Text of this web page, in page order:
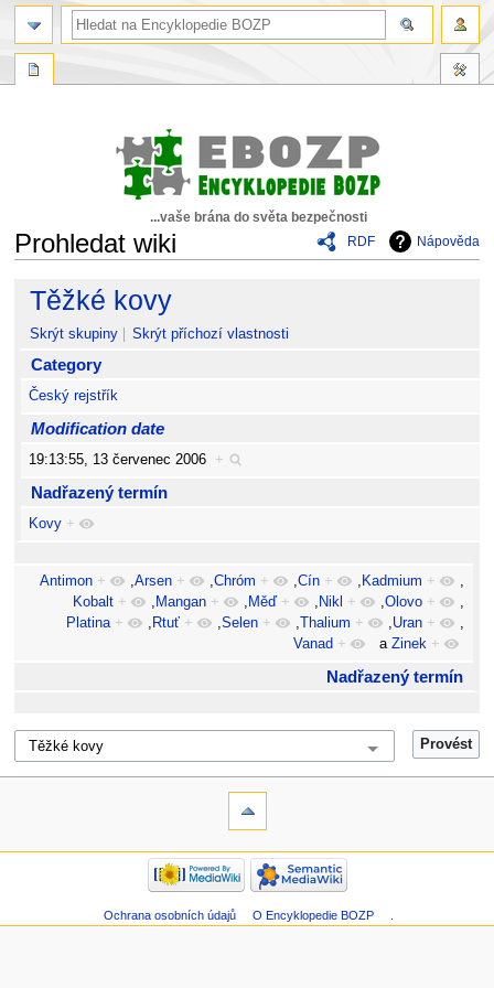
...vaše brána do světa bezpečnosti
RDF
Nápověda
Prohledat wiki
Skočit
navigaci
Skočit
vyhledávání
Těžké kovy
Skrýt skupiny Skrýt příchozí vlastnosti
Category
Český rejstřík
Modification date
19:13:55, 13 červenec 2006 +
Nadřazený termín
Kovy +
Antimon + ,Arsen + ,Chróm + ,Cín + , Kadmium +
,
Kobalt + , Mangan + , Měď + , Nikl + ,Olovo +
,
Platina + , Rtuť + ,Selen + , Thalium + ,Uran +
,
Vanad + aZinek +
Nadřazený termín
Ochrana osobních údajů O Encyklopedie BOZP